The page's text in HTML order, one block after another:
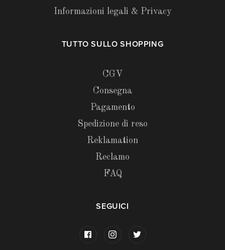
Informazioni legali & Privacy
TUTTO SULLO SHOPPING
CGV
Consegna
Pagamento
Spedizione di reso
Reklamation
Reclamo
FAQ
SEGUICI